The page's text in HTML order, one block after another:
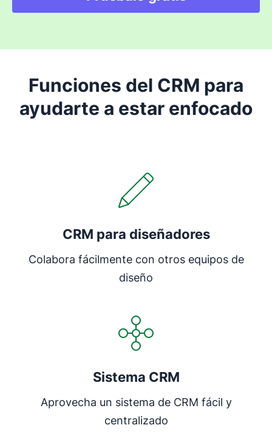
Funciones del CRM para
ayudarte a estar enfocado
CRM para diseñadores
Colabora fácilmente con otros equipos de
diseño
Sistema CRM
Aprovecha un sistema de CRM fácil y
centralizado